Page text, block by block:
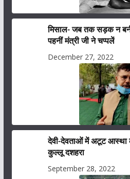
मिसाल- जब तक सड़क न
पहनीं मंत्री जी ने चप्पलें
December 27, 2022
देवी-देवताओं में अटूट आस्था
कुल्लू दशहरा
September 28, 2022